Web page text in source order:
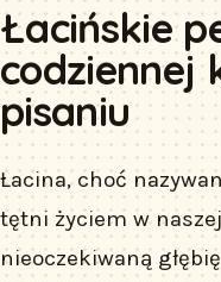
Łacińskie
codziennej
pisaniu
Łacina, choć
tętni życiem w
nieoczekiwaną